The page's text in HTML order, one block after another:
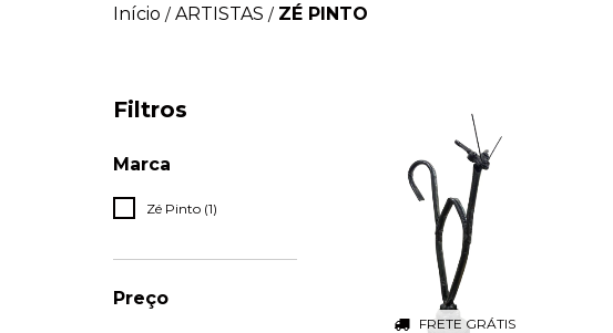
Início / ARTISTAS / ZÉ PINTO
Filtros
Marca
Zé Pinto (1)
Preço
FRETE GRÁTIS